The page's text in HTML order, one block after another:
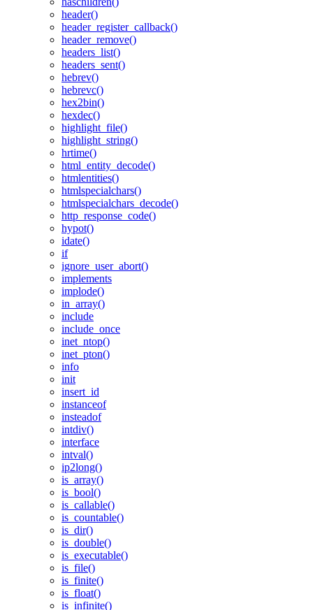
header()
header_register_callback()
header_remove()
headers_list()
headers_sent()
hebrev()
hebrevc()
hex2bin()
hexdec()
highlight_file()
highlight_string()
hrtime()
html_entity_decode()
htmlentities()
htmlspecialchars()
htmlspecialchars_decode()
http_response_code()
hypot()
idate()
if
ignore_user_abort()
implements
implode()
in_array()
include
include_once
inet_ntop()
inet_pton()
info
init
insert_id
instanceof
insteadof
intdiv()
interface
intval()
ip2long()
is_array()
is_bool()
is_callable()
is_countable()
is_dir()
is_double()
is_executable()
is_file()
is_finite()
is_float()
is_infinite()